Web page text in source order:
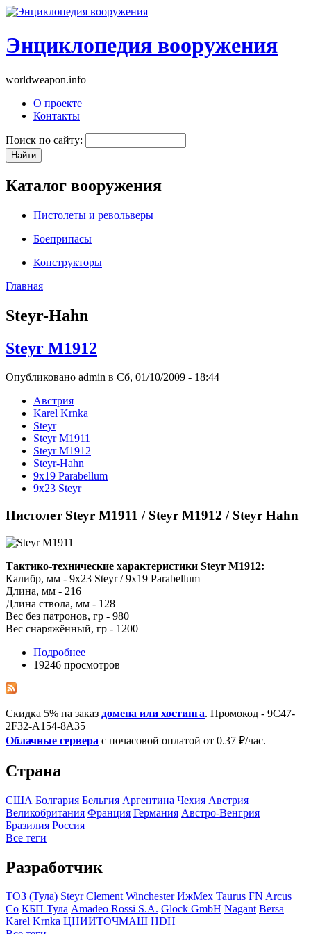
Энциклопедия вооружения
worldweapon.info
О проекте
Контакты
Поиск по сайту:
Каталог вооружения
Пистолеты и револьверы
Боеприпасы
Конструкторы
Главная
Steyr-Hahn
Steyr M1912
Опубликовано admin в Сб, 01/10/2009 - 18:44
Австрия
Karel Krnka
Steyr
Steyr M1911
Steyr M1912
Steyr-Hahn
9x19 Parabellum
9x23 Steyr
Пистолет Steyr M1911 / Steyr M1912 / Steyr Hahn
Тактико-технические характеристики Steyr M1912:
Калибр, мм - 9x23 Steyr / 9x19 Parabellum
Длина, мм - 216
Длина ствола, мм - 128
Вес без патронов, гр - 980
Вес снаряжённый, гр - 1200
Подробнее
19246 просмотров
Скидка 5% на заказ домена или хостинга. Промокод - 9C47-
2F32-A154-8A35
Облачные сервера с почасовой оплатой от 0.37 ₽/час.
Страна
США Болгария Бельгия Аргентина Чехия Австрия
Великобритания Франция Германия Австро-Венгрия
Бразилия Росcия
Все теги
Разработчик
ТОЗ (Тула) Steyr Clement Winchester ИжМех Taurus FN Arcus
Co КБП Тула Amadeo Rossi S.A. Glock GmbH Nagant Bersa
Karel Krnka ЦНИИТОЧМАШ HDH